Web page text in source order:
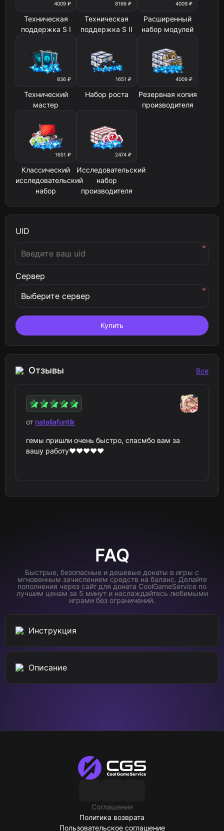
4009 ₽
Техническая
поддержка S I
8166 ₽
Техническая
поддержка S II
4009 ₽
Расширенный
набор модулей
836 ₽
Технический
мастер
1651 ₽
Набор роста
4009 ₽
Резервная копия
производителя
1651 ₽
Классический
исследовательский
набор
2474 ₽
Исследовательский
набор
производителя
UID
*
Сервер
*
Купить
Отзывы Все
от nataliafuntik
гемы пришли очень быстро, спасмбо вам за
вашу работу❤️❤️❤️❤️❤️
FAQ
Быстрые, безопасные и дешевые донаты в игры с
мгновенным зачислением средств на баланс. Делайте
пополнения через сайт для доната CoolGameService по
лучшим ценам за 5 минут и наслаждайтесь любимыми
играми без ограничений.
Инструкция
Описание
Соглашения
Политика возврата
Пользовательское соглашение